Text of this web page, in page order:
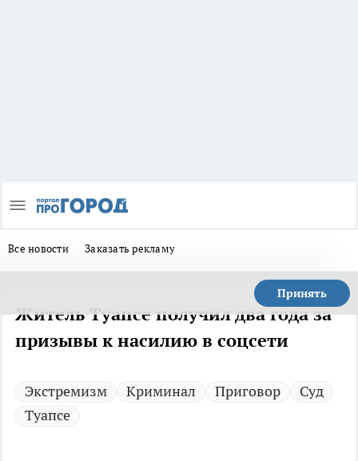
Все новости Заказать рекламу
Принять
Житель Туапсе получил два года за
призывы к насилию в соцсети
Экстремизм Криминал Приговор
Суд
Туапсе